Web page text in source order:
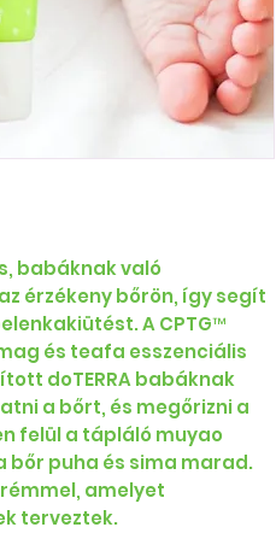
babáknak való
érzékeny bőrön, így segít
A CPTG™
és teafa esszenciális
doTERRA babáknak
a bőrt, és megőrizni a
felül a tápláló muyao
bőr puha és sima marad.
amelyet
terveztek.